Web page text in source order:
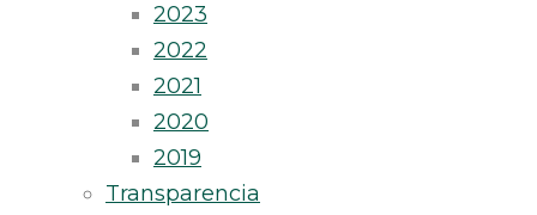
2023
2022
2021
2020
2019
Transparencia